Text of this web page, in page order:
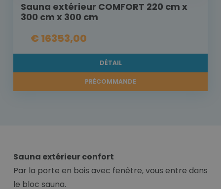
Sauna extérieur COMFORT 220 cm x
300 cm x 300 cm
€ 16353,00
DÉTAIL
PRÉCOMMANDE
Sauna extérieur confort
Par la porte en bois avec fenêtre, vous entre dans
le bloc sauna.